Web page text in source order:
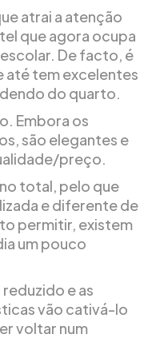
atrai a atenção
que agora ocupa
De facto, é
até tem excelentes
do quarto.
Embora os
são elegantes e
preço.
total, pelo que
e diferente de
permitir, existem
um pouco
e as
vão cativá-lo
voltar num